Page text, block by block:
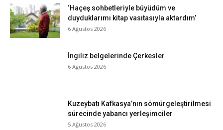
‘Haçeş sohbetleriyle büyüdüm ve
duyduklarımı kitap vasıtasıyla aktardım’
6 Ağustos 2026
İngiliz belgelerinde Çerkesler
6 Ağustos 2026
Kuzeybatı Kafkasya’nın sömürgeleştirilmesi
sürecinde yabancı yerleşimciler
5 Ağustos 2026